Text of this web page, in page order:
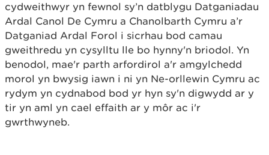
cydweithwyr yn fewnol sy’n datblygu Datganiadau
Ardal Canol De Cymru a Chanolbarth Cymru a’r
Datganiad Ardal Forol i sicrhau bod camau
gweithredu yn cysylltu lle bo hynny'n briodol. Yn
benodol, mae'r parth arfordirol a'r amgylchedd
morol yn bwysig iawn i ni yn Ne-orllewin Cymru ac
rydym yn cydnabod bod yr hyn sy'n digwydd ar y
tir yn aml yn cael effaith ar y môr ac i'r
gwrthwyneb.